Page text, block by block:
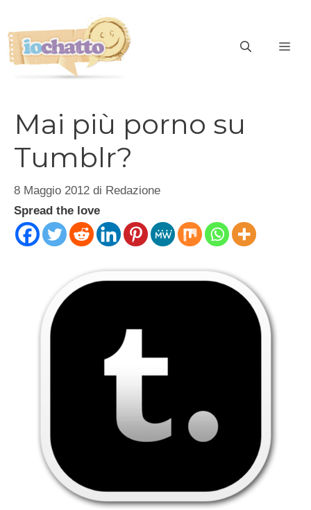
contenuto
Mai più porno su
Tumblr?
8 Maggio 2012 di Redazione
Spread the love